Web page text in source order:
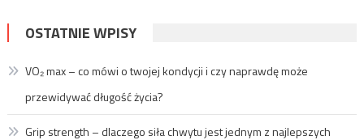
OSTATNIE WPISY
VO₂ max – co mówi o twojej kondycji i czy naprawdę może
przewidywać długość życia?
Grip strength – dlaczego siła chwytu jest jednym z najlepszych